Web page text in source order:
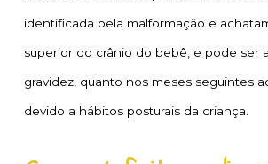
identificada pela malformação e
superior do crânio do bebê, e pode ser
gravidez, quanto nos meses seguintes
devido a hábitos posturais da criança.